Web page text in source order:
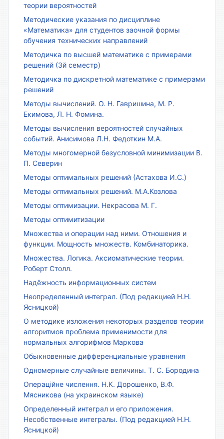
теории вероятностей
Методические указания по дисциплине
«Математика» для студентов заочной формы
обучения технических направлений
Методичка по высшей математике с примерами
решений (3й семестр)
Методичка по дискретной математике с примерами
решений
Методы вычислений. О. Н. Гавришина, М. Р.
Екимова, Л. Н. Фомина.
Методы вычисления вероятностей случайных
событий. Анисимова Л.Н. Федоткин М.А.
Методы многомерной безусловной минимизации В.
П. Северин
Методы оптимальных решений (Астахова И.С.)
Методы оптимальных решений. М.А.Козлова
Методы оптимизации. Некрасова М. Г.
Методы оптимитизации
Множества и операции над ними. Отношения и
функции. Мощность множеств. Комбинаторика.
Множества. Логика. Аксиоматические теории.
Роберт Столл.
Надёжность информационных систем
Неопределенный интеграл. (Под редакцией Н.Н.
Ясницкой)
О методике изложения некоторых разделов теории
алгоритмов проблема применимости для
нормальных алгорифмов Маркова
Обыкновенные дифференциальные уравнения
Одномерные случайные величины. Т. С. Бородина
Операційне числення. Н.К. Дорошенко, В.Ф.
Мясникова (на украинском языке)
Определенный интеграл и его приложения.
Несобственные интегралы. (Под редакцией Н.Н.
Ясницкой)